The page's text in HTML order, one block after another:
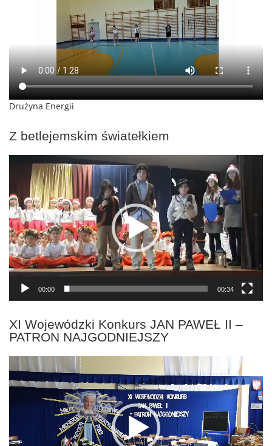
Drużyna Energii
Z betlejemskim światełkiem
Odtwarzacz
00:00 00:34
XI Wojewódzki Konkurs JAN PAWEŁ II –
PATRON NAJGODNIEJSZY
Odtwarzacz
video